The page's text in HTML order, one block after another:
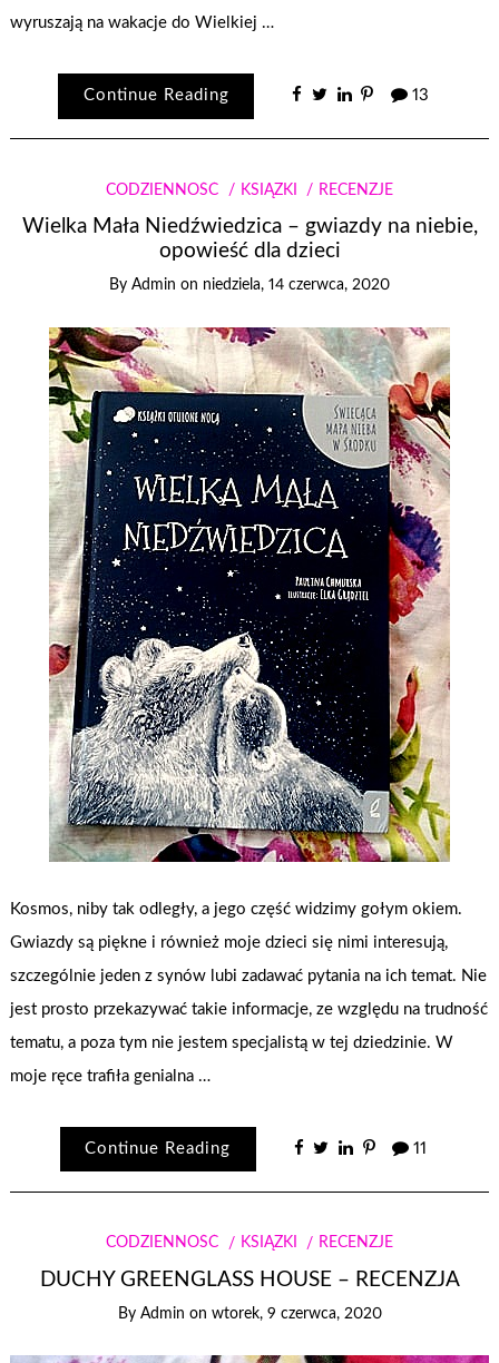
wyruszają na wakacje do Wielkiej …
Continue Reading 13
CODZIENNOŚĆ KSIĄŻKI RECENZJE
Wielka Mała Niedźwiedzica – gwiazdy na niebie,
opowieść dla dzieci
By Admin on niedziela, 14 czerwca, 2020
Kosmos, niby tak odległy, a jego część widzimy gołym okiem.
Gwiazdy są piękne i również moje dzieci się nimi interesują,
szczególnie jeden z synów lubi zadawać pytania na ich temat. Nie
jest prosto przekazywać takie informacje, ze względu na trudność
tematu, a poza tym nie jestem specjalistą w tej dziedzinie. W
moje ręce trafiła genialna …
Continue Reading 11
CODZIENNOŚĆ KSIĄŻKI RECENZJE
DUCHY GREENGLASS HOUSE – RECENZJA
By Admin on wtorek, 9 czerwca, 2020